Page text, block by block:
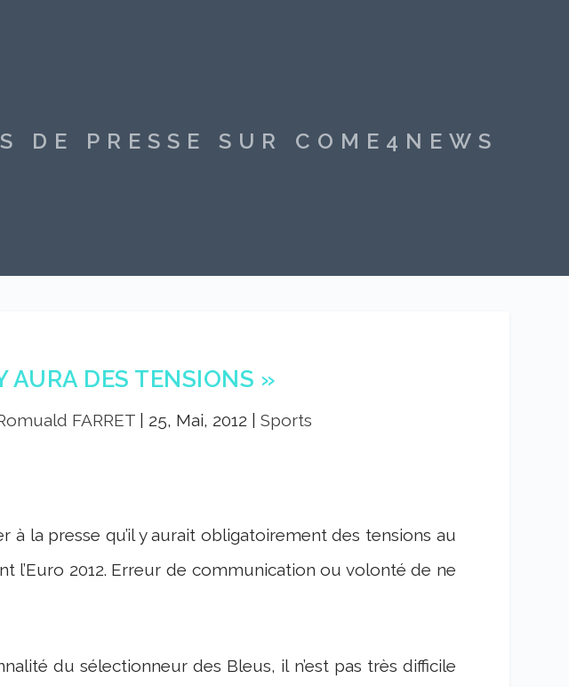
DE PRESSE SUR COME4NEWS
AURA DES TENSIONS »
FARRET| 25, Mai, 2012 Sports
à la presse qu’il y aurait obligatoirement des tensions au
l’Euro 2012. Erreur de communication ou volonté de ne
du sélectionneur des Bleus, il n’est pas très difficile